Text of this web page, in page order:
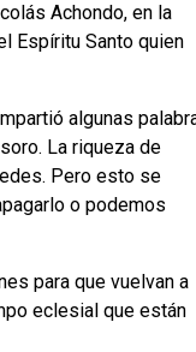
Achondo, en la
Espíritu Santo quien
algunas
La riqueza de
Pero esto se
o podemos
para que vuelvan a
eclesial que están